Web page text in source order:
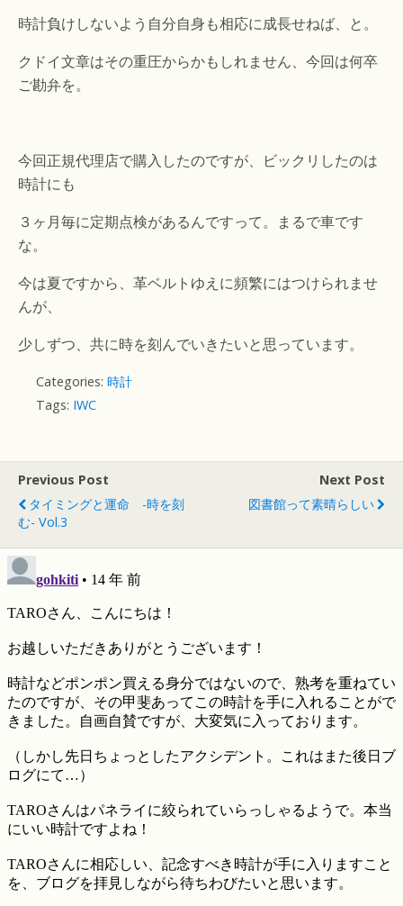
時計負けしないよう自分自身も相応に成長せねば、と。
クドイ文章はその重圧からかもしれません、今回は何卒
ご勘弁を。
今回正規代理店で購入したのですが、ビックリしたのは
時計にも
３ヶ月毎に定期点検があるんですって。まるで車です
な。
今は夏ですから、革ベルトゆえに頻繁にはつけられませ
んが、
少しずつ、共に時を刻んでいきたいと思っています。
Categories: 時計
Tags: IWC
Previous Post
タイミングと運命 -時を刻
む- Vol.3
Next Post
図書館って素晴らしい